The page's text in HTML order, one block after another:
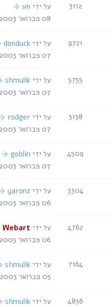
3112
הודעה
אחרונה
על ידי חע
08 פברואר 2003, 21:51
9721
הודעה
אחרונה
על ידיdonduck
07 פברואר 2003, 11:52
5755
הודעה
אחרונה
על ידיshmulik
07 פברואר 2003, 09:18
3138
הודעה
אחרונה
על ידיrodger
07 פברואר 2003, 00:23
4509
הודעה
אחרונה
על ידי goblin
07 פברואר 2003, 00:07
3304
הודעה
אחרונה
על ידי yaronz
06 פברואר 2003, 21:33
4762
הודעה
אחרונה
על ידי Webart
06 פברואר 2003, 08:21
7164
הודעה
אחרונה
על ידיshmulik
05 פברואר 2003, 21:44
4836
הודעה
על ידיshmulik